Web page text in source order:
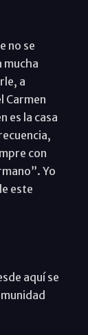
no se
mucha
a
Carmen
es la casa
con
Yo
este
aquí se